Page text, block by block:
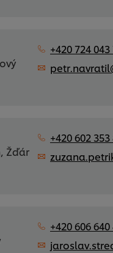
+420 724 043
Žďár
+420 602
+420 606